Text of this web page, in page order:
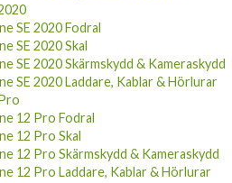
SE 2020 Fodral
SE 2020 Skal
SE 2020 Skärmskydd & Kameraskydd
SE 2020 Laddare, Kablar & Hörlurar
12 Pro Fodral
12 Pro Skal
12 Pro Skärmskydd & Kameraskydd
12 Pro Laddare, Kablar & Hörlurar